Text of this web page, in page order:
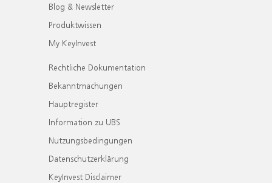
Blog & Newsletter
Produktwissen
My KeyInvest
Rechtliche Dokumentation
Bekanntmachungen
Hauptregister
Information zu UBS
Nutzungsbedingungen
Datenschutzerklärung
KeyInvest Disclaimer